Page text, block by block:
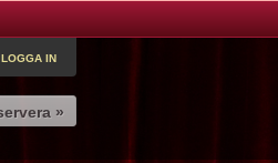
LOGGA IN